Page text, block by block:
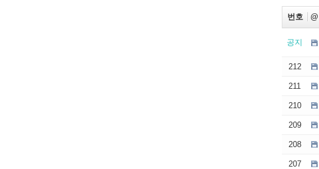
번호 @
공지
212
211
210
209
208
207